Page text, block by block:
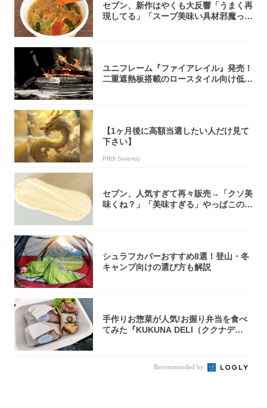
セブン、新作はやくも大反響「うまく再
現してる」「スープ美味い具材邪魔って
ユニフレーム『ファイアレイル』発売！
二重遮熱板搭載のロースタイル向け低型
【1ヶ月後に高額当選したい人だけ見て
下さい】
PR(Il Sereno)
セブン、人気すぎて再々販売→「クソ美
味くね？」「美味すぎる」やっぱこのク
シュラフカバーおすすめ8選！登山・冬
キャンプ向けの選び方も解説
手作りお惣菜が人気!お握り弁当を食べ
てみた『KUKUNA DELI（ククナデ
Recommended by